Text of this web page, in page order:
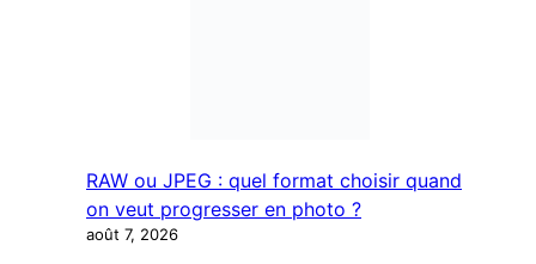
RAW ou JPEG : quel format choisir quand
on veut progresser en photo ?
août 7, 2026